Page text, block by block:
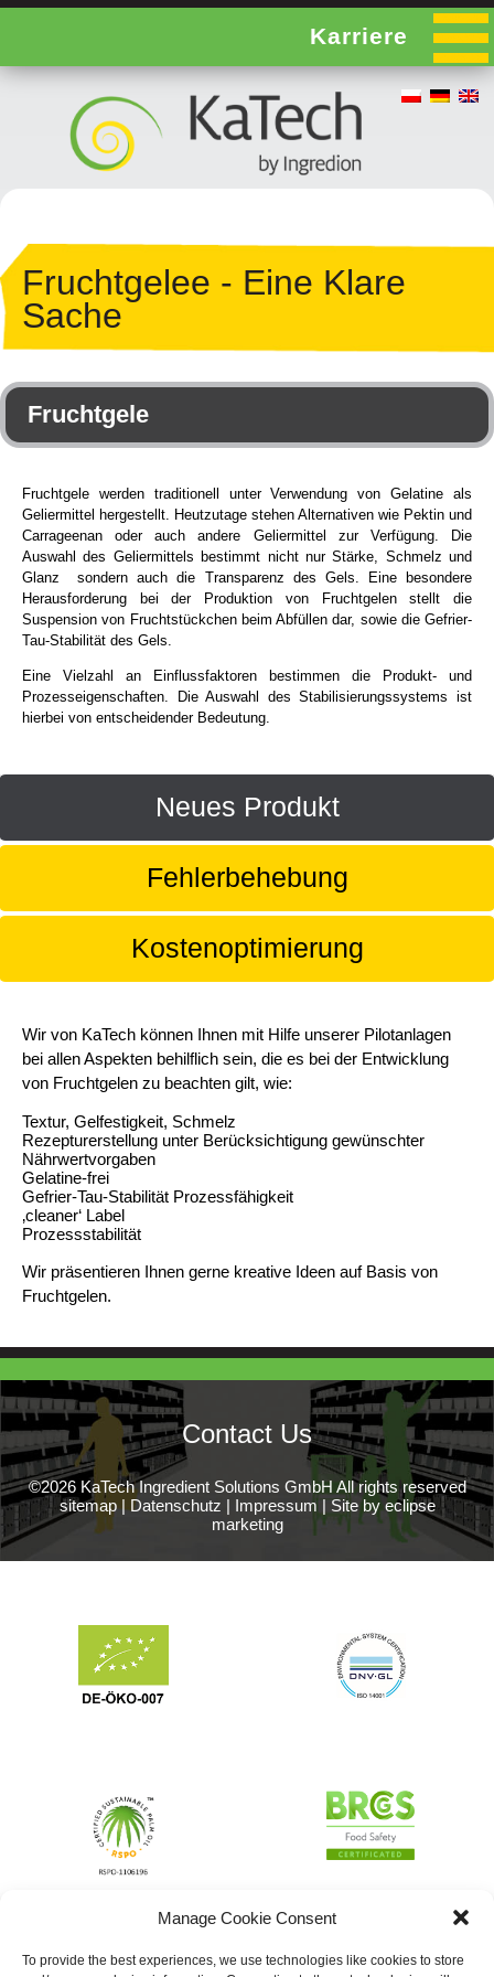
Manage Cookie Consent
To provide the best experiences, we use technologies like cookies to store
Karriere
Fruchtgelee - Eine Klare
Sache
Fruchtgele
Fruchtgele werden traditionell unter Verwendung von Gelatine als
Geliermittel hergestellt. Heutzutage stehen Alternativen wie Pektin und
Carrageenan oder auch andere Geliermittel zur Verfügung. Die
Auswahl des Geliermittels bestimmt nicht nur Stärke, Schmelz und
Glanz sondern auch die Transparenz des Gels. Eine besondere
Herausforderung bei der Produktion von Fruchtgelen stellt die
Suspension von Fruchtstückchen beim Abfüllen dar, sowie die Gefrier-
Tau-Stabilität des Gels.
Eine Vielzahl an Einflussfaktoren bestimmen die Produkt- und
Prozesseigenschaften. Die Auswahl des Stabilisierungssystems ist
hierbei von entscheidender Bedeutung.
Neues Produkt
Fehlerbehebung
Kostenoptimierung
Wir von KaTech können Ihnen mit Hilfe unserer Pilotanlagen
bei allen Aspekten behilflich sein, die es bei der Entwicklung
von Fruchtgelen zu beachten gilt, wie:
Textur, Gelfestigkeit, Schmelz
Rezepturerstellung unter Berücksichtigung gewünschter
Nährwertvorgaben
Gelatine-frei
Gefrier-Tau-Stabilität Prozessfähigkeit
‚cleaner‘ Label
Prozessstabilität
Wir präsentieren Ihnen gerne kreative Ideen auf Basis von
Fruchtgelen.
Contact Us
©2026 KaTech Ingredient Solutions GmbH All rights reserved
sitemap| Datenschutz | Impressum | Site by eclipse
marketing